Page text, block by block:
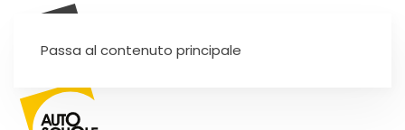
Passa al contenuto principale